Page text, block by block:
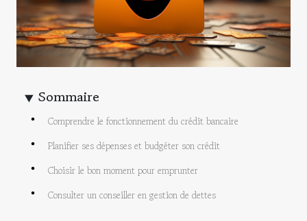
Sommaire
Comprendre le fonctionnement du crédit bancaire
Planifier ses dépenses et budgéter son crédit
Choisir le bon moment pour emprunter
Consulter un conseiller en gestion de dettes